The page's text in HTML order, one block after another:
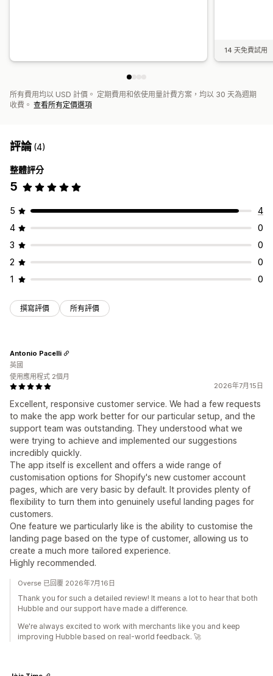
14 天免費試用
所有費用均以 USD 計價。 定期費用和依使用量計費方案，均以 30 天為週期
收費。 查看所有定價選項
評論(4)
整體評分
5
5
4
4
0
3
0
2
0
1
0
撰寫評價 所有評價
2026年7月15日
Excellent, responsive customer service. We had a few requests
to make the app work better for our particular setup, and the
support team was outstanding. They understood what we
were trying to achieve and implemented our suggestions
incredibly quickly.
The app itself is excellent and offers a wide range of
customisation options for Shopify's new customer account
pages, which are very basic by default. It provides plenty of
flexibility to turn them into genuinely useful landing pages for
customers.
One feature we particularly like is the ability to customise the
landing page based on the type of customer, allowing us to
create a much more tailored experience.
Highly recommended.
Antonio Pacelli
英國
使用應用程式 2個月
Overse 已回覆 2026年7月16日
Thank you for such a detailed review! It means a lot to hear that both
Hubble and our support have made a difference.
We're always excited to work with merchants like you and keep
improving Hubble based on real-world feedback. 🚀